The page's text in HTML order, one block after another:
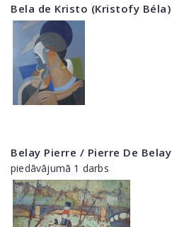
Bela de Kristo (Kristofy Béla)
Belay Pierre / Pierre De Belay
piedāvājumā 1 darbs